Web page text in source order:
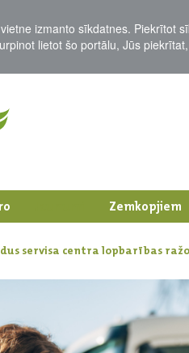
izmanto sīkdatnes. Piekrītot
lietot šo portālu, Jūs
Zemkopjiem
servisa centra lopbarības